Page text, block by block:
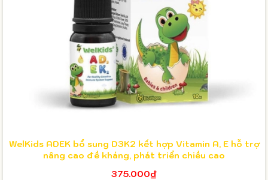
WelKids ADEK bổ sung D3K2 kết hợp Vitamin A, E hỗ trợ
nâng cao đề kháng, phát triển chiều cao
375.000₫